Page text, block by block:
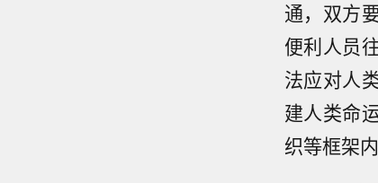
通，双方
便利人员
法应对人
建人类命
织等框架